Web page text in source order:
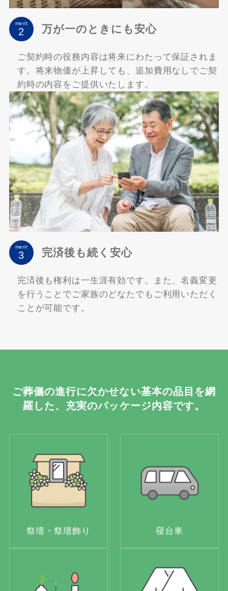
merit 万が一のときにも安心
ご契約時の役務内容は将来にわたって保証されま
す。将来物価が上昇しても、追加費用なしでご契
約時の内容をご提供いたします。
merit 完済後も続く安心
完済後も権利は一生涯有効です。また、名義変更
を行うことでご家族のどなたでもご利用いただく
ことが可能です。
ご葬儀の進行に欠かせない基本の品目を網
羅した、充実のパッケージ内容です。
祭壇・祭壇飾り 寝台車